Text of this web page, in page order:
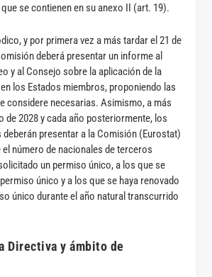
se contienen en su anexo II (art. 19).
y por primera vez a más tardar el 21 de
deberá presentar un informe al
y al Consejo sobre la aplicación de la
los Estados miembros, proponiendo las
considere necesarias. Asimismo, a más
de 2028 y cada año posteriormente, los
presentar a la Comisión (Eurostat)
número de nacionales de terceros
un permiso único, a los que se
único y a los que se haya renovado
único durante el año natural transcurrido
Directiva y ámbito de